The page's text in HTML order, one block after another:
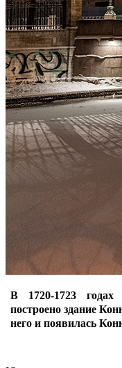
В 1720-1723
построено здание
него и появилась